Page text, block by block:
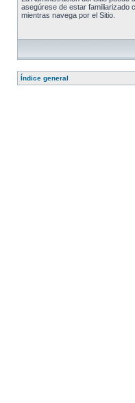
asegúrese de estar familiarizado
mientras navega por el Sitio.
Índice general